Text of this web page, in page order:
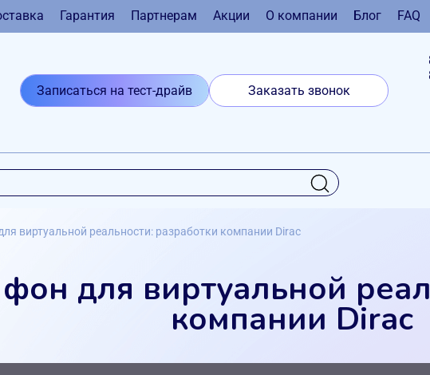
Гарантия Партнерам Акции О компании Блог FAQ
Записаться на тест-драйв Заказать звонок
виртуальной реальности: разработки компании Dirac
для виртуальной
компании Dirac